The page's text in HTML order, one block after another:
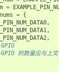
=
= {
,
,
,
的数量应与上